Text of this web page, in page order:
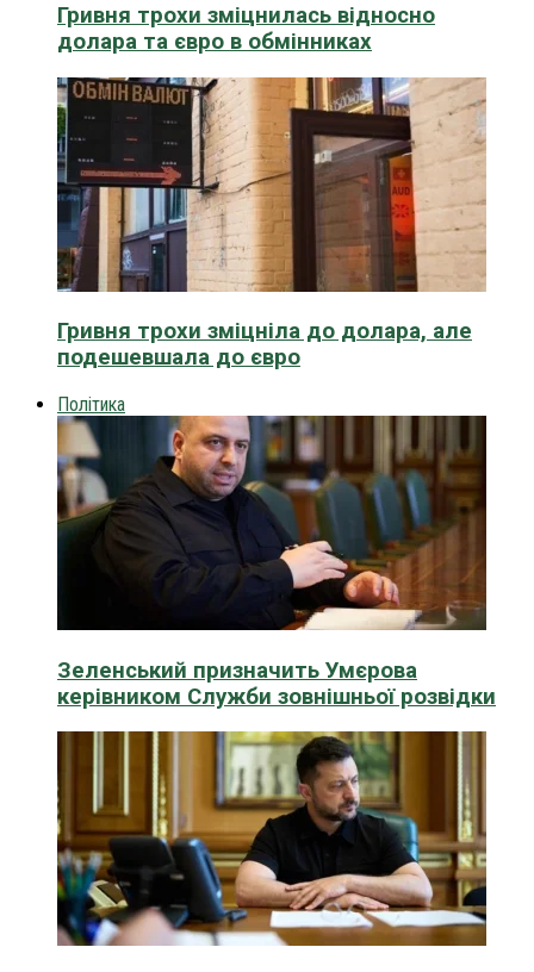
Гривня трохи зміцнилась відносно
долара та євро в обмінниках
Гривня трохи зміцніла до долара, але
подешевшала до євро
Політика
Зеленський призначить Умєрова
керівником Служби зовнішньої розвідки